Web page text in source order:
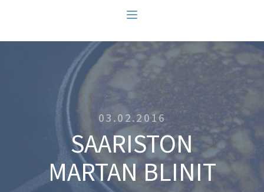
03.02.2016
SAARISTON
MARTAN BLINIT